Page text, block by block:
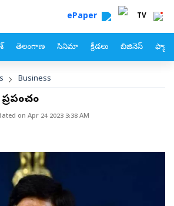
ePaper TV
తెలంగాణ సినిమా క్రీడలు బిజినెస్
Business
ప్రపంచం
on Apr 24 2023 3:38 AM